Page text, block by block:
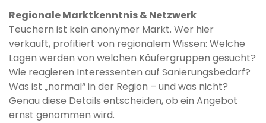
Regionale Marktkenntnis & Netzwerk
Teuchern ist kein anonymer Markt. Wer hier
verkauft, profitiert von regionalem Wissen: Welche
Lagen werden von welchen Käufergruppen gesucht?
Wie reagieren Interessenten auf Sanierungsbedarf?
Was ist „normal“ in der Region – und was nicht?
Genau diese Details entscheiden, ob ein Angebot
ernst genommen wird.